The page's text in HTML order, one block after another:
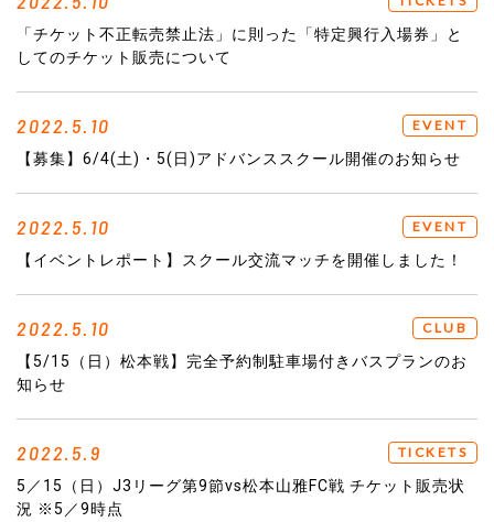
「チケット不正転売禁止法」に則った「特定興行入場券」と
してのチケット販売について
2022.5.10 EVENT
【募集】6/4(土)・5(日)アドバンススクール開催のお知らせ
2022.5.10 EVENT
【イベントレポート】スクール交流マッチを開催しました！
2022.5.10 CLUB
【5/15（日）松本戦】完全予約制駐車場付きバスプランのお
知らせ
2022.5.9 TICKETS
5／15（日）J3リーグ第9節vs松本山雅FC戦 チケット販売状
況 ※5／9時点